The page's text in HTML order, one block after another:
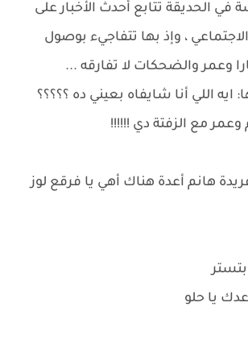
في الحديقة تتابع أحدث الأخبار على
، وإذ بها تتفاجيء بوصول
وعمر والضحكات لا تفارقه ...
اللي أنا شايفاه بعيني ده ؟؟؟؟؟
مع الزفتة دي !!!!!!
هانم أعدة هناك أهي يا فرقع لوز
يا حلو